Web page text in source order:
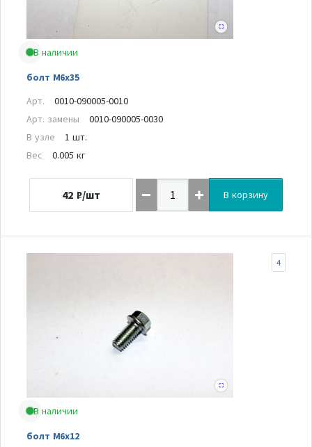
В наличии
болт M6x35
Арт.
0010-090005-0010
Арт. замены
0010-090005-0030
В узле
1 шт.
Вес
0.005 кг
42 ₽/шт В корзину
В наличии
болт M6х12
4